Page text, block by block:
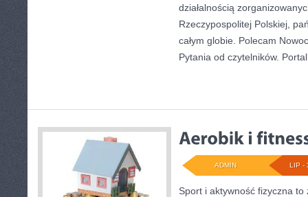
działalnością
Rzeczypospolitej Polskiej,
całym globie. Polecam
Pytania od czytelników. Portal
LIP -
ADMIN
Sport i aktywność fizyczna